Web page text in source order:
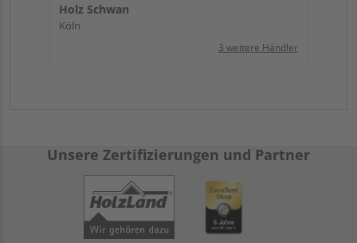
Holz Schwan
Köln
3 weitere Händler
Unsere Zertifizierungen und Partner